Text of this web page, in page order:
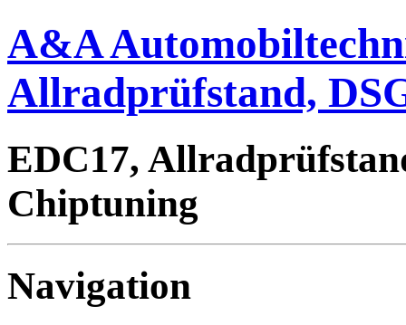
A&A
Allradprüfstand,
EDC17,
Chiptuning
Navigation